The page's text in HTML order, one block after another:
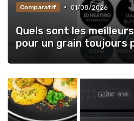
Comparatif • 01/08/2026
Quels sont les
pour un grain toujours